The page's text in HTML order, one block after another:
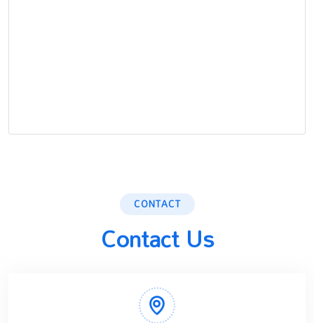
CONTACT
Contact Us